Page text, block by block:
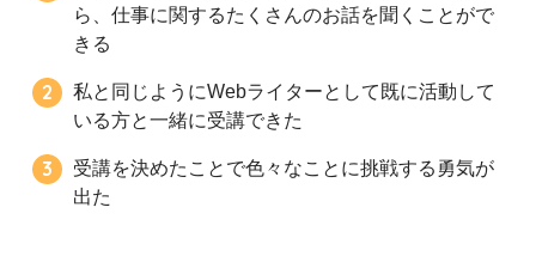
ら、仕事に関するたくさんのお話を聞くことがで
きる
私と同じようにWebライターとして既に活動して
いる方と一緒に受講できた
受講を決めたことで色々なことに挑戦する勇気が
出た